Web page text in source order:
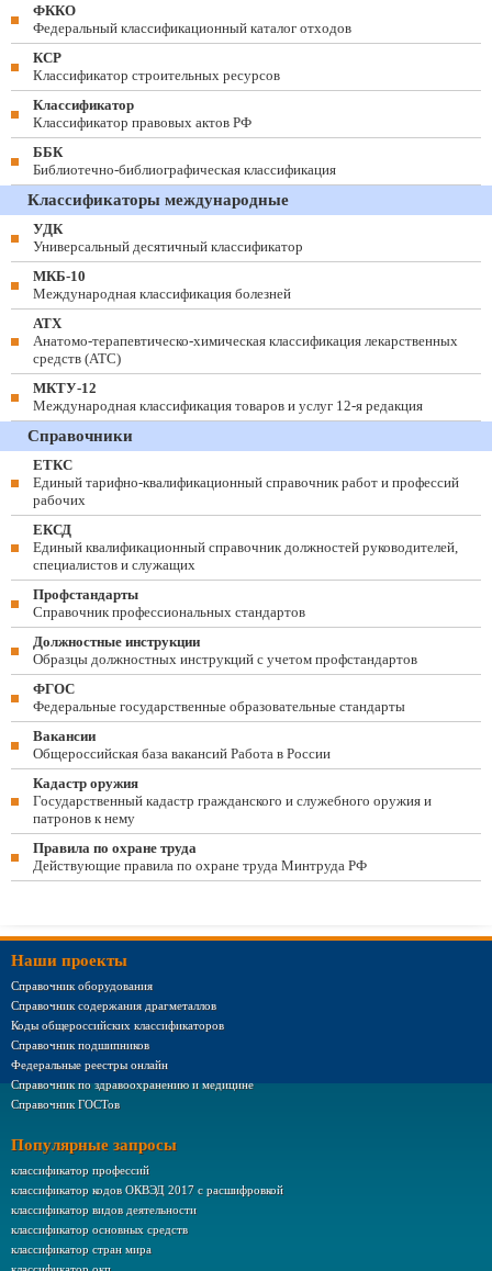
ФККО
Федеральный классификационный каталог отходов
КСР
Классификатор строительных ресурсов
Классификатор
Классификатор правовых актов РФ
ББК
Библиотечно-библиографическая классификация
Классификаторы международные
УДК
Универсальный десятичный классификатор
МКБ-10
Международная классификация болезней
АТХ
Анатомо-терапевтическо-химическая классификация лекарственных
средств (ATC)
МКТУ-12
Международная классификация товаров и услуг 12-я редакция
Справочники
ЕТКС
Единый тарифно-квалификационный справочник работ и профессий
рабочих
ЕКСД
Единый квалификационный справочник должностей руководителей,
специалистов и служащих
Профстандарты
Справочник профессиональных стандартов
Должностные инструкции
Образцы должностных инструкций с учетом профстандартов
ФГОС
Федеральные государственные образовательные стандарты
Вакансии
Общероссийская база вакансий Работа в России
Кадастр оружия
Государственный кадастр гражданского и служебного оружия и
патронов к нему
Правила по охране труда
Действующие правила по охране труда Минтруда РФ
Наши проекты
Справочник оборудования
Справочник содержания драгметаллов
Коды общероссийских классификаторов
Справочник подшипников
Федеральные реестры онлайн
Справочник по здравоохранению и медицине
Справочник ГОСТов
Популярные запросы
классификатор профессий
классификатор кодов ОКВЭД 2017 с расшифровкой
классификатор видов деятельности
классификатор основных средств
классификатор стран мира